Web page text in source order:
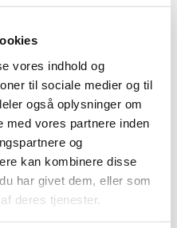
vores indhold og
til sociale medier og til
også oplysninger om
med vores partnere inden
og
kan kombinere disse
har givet dem, eller som
deres tjenester.
saft fra kl. 09.30-
en aktivitet og så
kl. 11.